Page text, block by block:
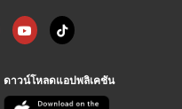
ดาวน์โหลดแอปพลิเคชัน